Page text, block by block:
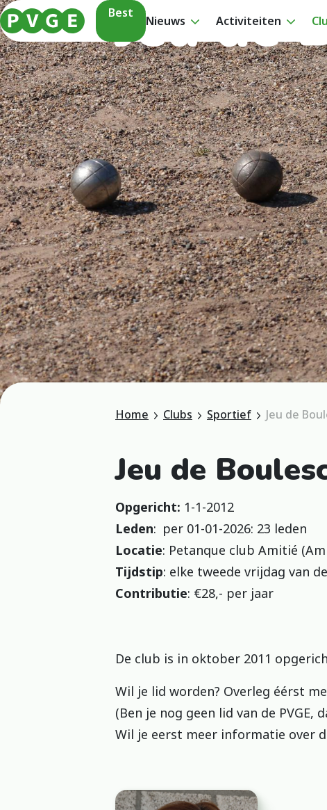
Best
Nieuws Activiteiten
Jeu de
Home Clubs Sportief Jeu de
Jeu de
Opgericht: 1-1-2012
Leden: per 01-01-2026: 23 leden
Locatie: Petanque club Amitié
Tijdstip: elke tweede vrijdag van
Contributie: €28,- per jaar
De club is in oktober 2011
Wil je lid worden? Overleg éérst
(Ben je nog geen lid van de PVGE,
Wil je eerst meer informatie over